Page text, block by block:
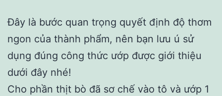
Đây là bước quan trọng quyết định độ thơm
ngon của thành phẩm, nên bạn lưu ú sử
dụng đúng công thức ướp được giới thiệu
dưới đây nhé!
Cho phần thịt bò đã sơ chế vào tô và ướp 1